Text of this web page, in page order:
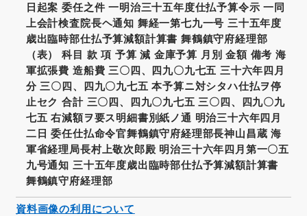
日起案 委任之件 一明治三十五年度仕払予算令示 一同
上会計検査院長ヘ通知 舞経一第七九一号 三十五年度
歳出臨時部仕払予算減額計算書 舞鶴鎮守府経理部
（表） 科目 款 項 予算 減 金庫予算 月別 金額 備考 海
軍拡張費 造船費 三〇四、四九〇九七五 三十六年四月
分 三〇四、四九〇九七五 本予算ニ対シタハ仕払ヲ停
止セク 合計 三〇四、四九〇九七五 三〇四、四九〇九
七五 右減額ヲ要ス明細書別紙ノ通 明治三十六年四月
二日 委任仕払命令官舞鶴鎮守府経理部長神山昌蔵 海
軍省経理局長村上敬次郎殿 明治三十六年四月第一〇五
九号通知 三十五年度歳出臨時部仕払予算減額計算書
舞鶴鎮守府経理部
資料画像の利用について